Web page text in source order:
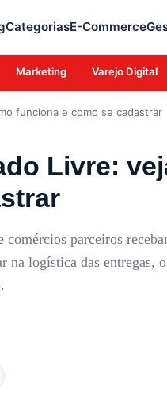
CategoriasE-Commerce
Marketing Varejo Digital
funciona e como se cadastrar
Livre:
parceiros
logística das entregas,